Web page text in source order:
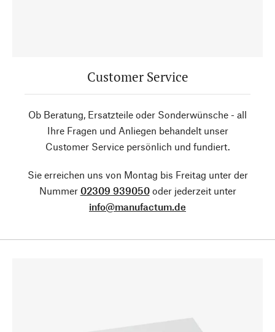
Customer Service
Ob Beratung, Ersatzteile oder Sonderwünsche - all
Ihre Fragen und Anliegen behandelt unser
Customer Service persönlich und fundiert.
Sie erreichen uns von Montag bis Freitag unter der
Nummer 02309 939050oder jederzeit unter
info@manufactum.de